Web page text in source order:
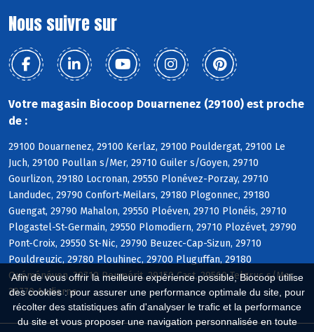
Afin de vous offrir la meilleure expérience possible, Biocoop utilise
des cookies : pour assurer une performance optimale du site, pour
récolter des statistiques afin d'analyser le trafic et la performance
du site et vous proposer une navigation personnalisée en toute
Nous suivre sur
Votre magasin Biocoop Douarnenez (29100) est proche
de :
29100 Douarnenez, 29100 Kerlaz, 29100 Pouldergat, 29100 Le
Juch, 29100 Poullan s/Mer, 29710 Guiler s/Goyen, 29710
Gourlizon, 29180 Locronan, 29550 Plonévez-Porzay, 29710
Landudec, 29790 Confort-Meilars, 29180 Plogonnec, 29180
Guengat, 29790 Mahalon, 29550 Ploéven, 29710 Plonéis, 29710
Plogastel-St-Germain, 29550 Plomodiern, 29710 Plozévet, 29790
Pont-Croix, 29550 St-Nic, 29790 Beuzec-Cap-Sizun, 29710
Pouldreuzic, 29780 Plouhinec, 29700 Pluguffan, 29180
Quéménéven, 29710 Peumérit, 29150 Cast, 29560 Telgruc s/Mer,
29770 Audierne